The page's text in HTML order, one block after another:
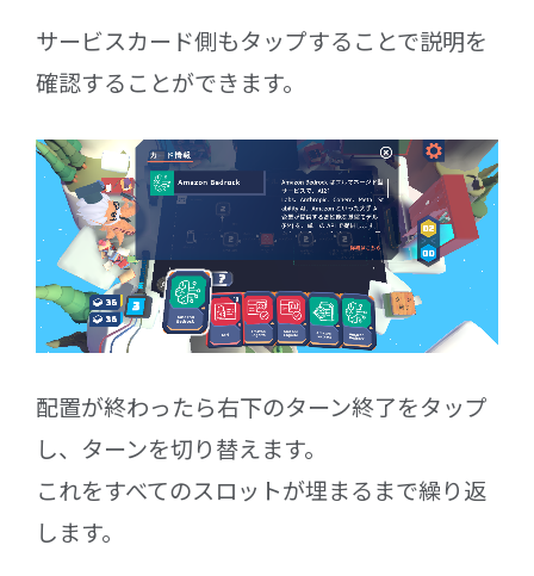
サービスカード側もタップすることで説明を
確認することができます。
配置が終わったら右下のターン終了をタップ
し、ターンを切り替えます。
これをすべてのスロットが埋まるまで繰り返
します。